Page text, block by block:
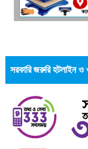
সরকারি জরুরি হটলাইন